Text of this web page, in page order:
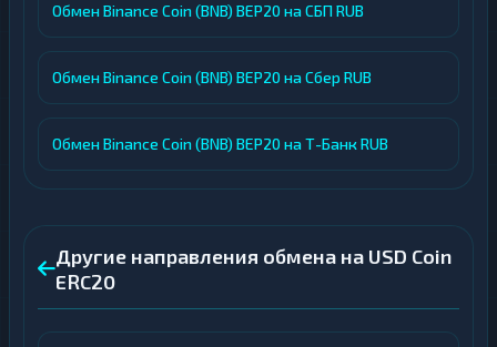
Обмен Binance Coin (BNB) BEP20 на СБП RUB
Обмен Binance Coin (BNB) BEP20 на Сбер RUB
Обмен Binance Coin (BNB) BEP20 на Т-Банк RUB
Другие направления обмена на USD Coin
ERC20